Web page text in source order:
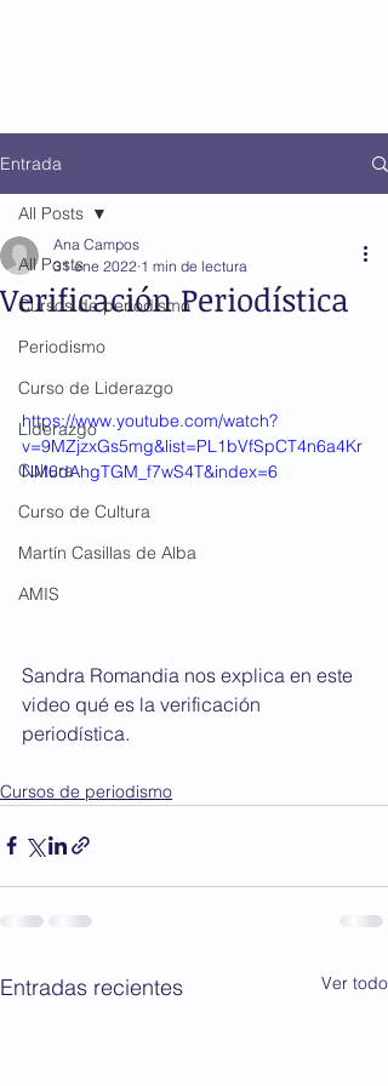
Entrada
All Posts
Cursos de periodismo
Periodismo
Curso de Liderazgo
Liderazgo
Cultura
Curso de Cultura
Martín Casillas de Alba
AMIS
All Posts
Verificación Periodística
Ana Campos
31 ene 2022 1 min de lectura
https://www.youtube.com/watch?
v=9MZjzxGs5mg&list=PL1bVfSpCT4n6a4Kr
NM6dAhgTGM_f7wS4T&index=6
Sandra Romandia nos explica en este
video qué es la verificación
periodística.
Cursos de periodismo
Entradas recientes Ver todo